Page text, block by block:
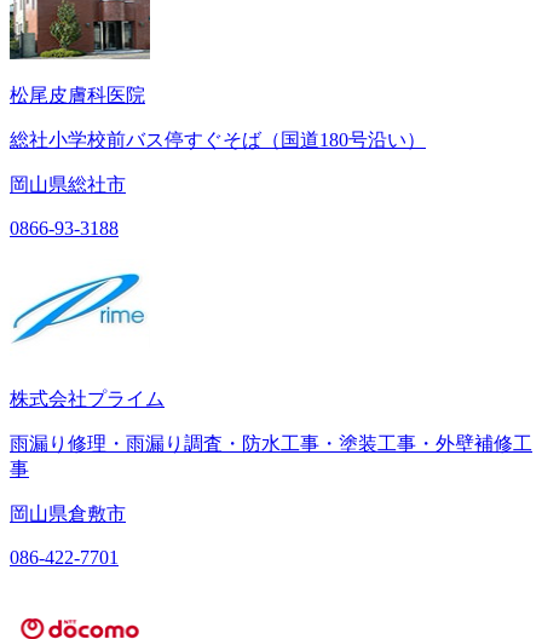
松尾皮膚科医院
総社小学校前バス停すぐそば（国道180号沿い）
岡山県総社市
0866-93-3188
株式会社プライム
雨漏り修理・雨漏り調査・防水工事・塗装工事・外壁補修工
事
岡山県倉敷市
086-422-7701